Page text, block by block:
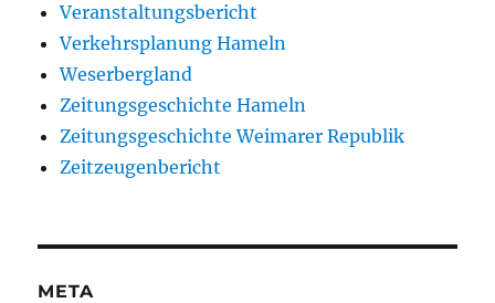
Veranstaltungsbericht
Verkehrsplanung Hameln
Weserbergland
Zeitungsgeschichte Hameln
Zeitungsgeschichte Weimarer Republik
Zeitzeugenbericht
META